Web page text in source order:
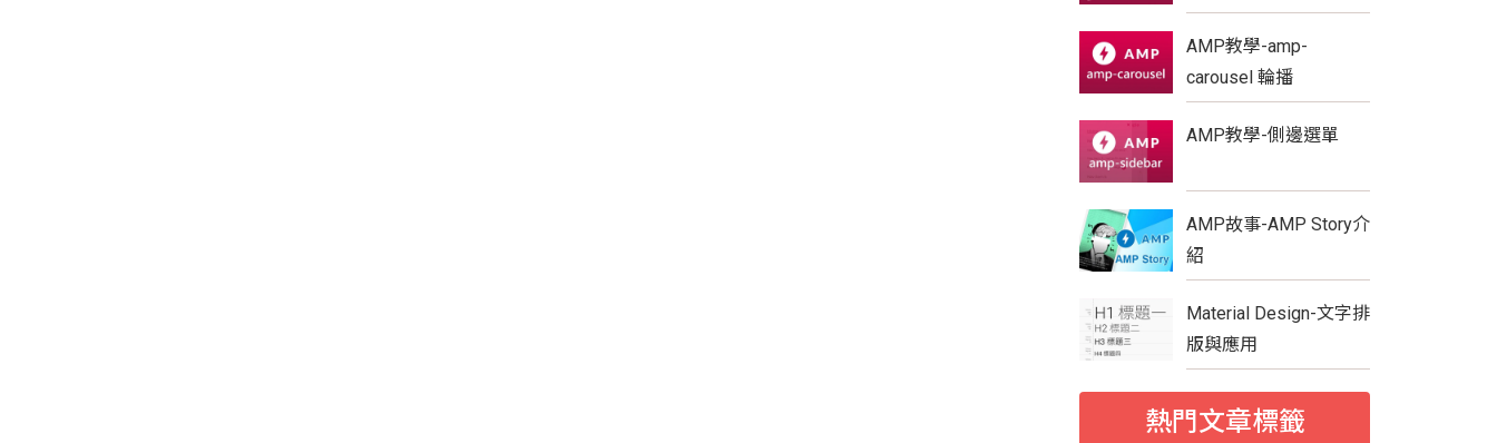
AMP教學-amp-
carousel 輪播
AMP教學-側邊選單
AMP故事-AMP Story介
紹
Material Design-文字排
版與應用
熱門文章標籤